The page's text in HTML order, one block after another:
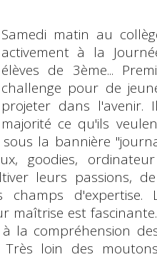
Samedi matin au
activement à la
élèves de 3ème...
challenge pour de
projeter dans
majorité ce qu'ils
sous la bannière
goodies,
leurs passions,
champs d'expertise.
maîtrise est
la compréhension
Très loin des